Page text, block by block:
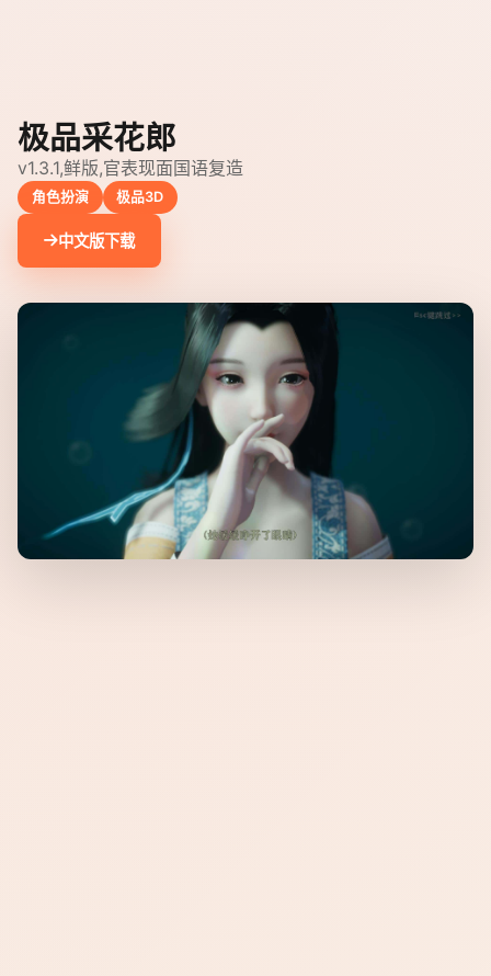
极品采花郎
v1.3.1,鲜版,官表现面国语复造
角色扮演 极品3D
中文版下载